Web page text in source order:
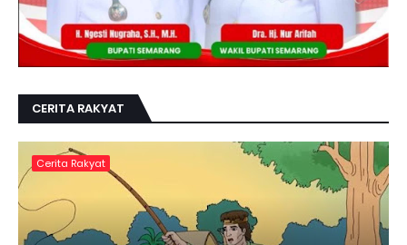
CERITA RAKYAT
Cerita Rakyat